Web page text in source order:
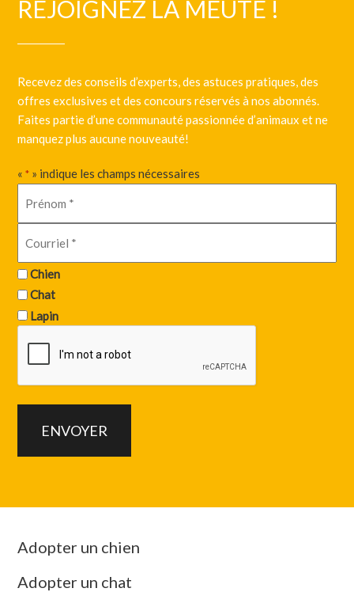
REJOIGNEZ LA MEUTE !
Recevez des conseils d’experts, des astuces pratiques, des
offres exclusives et des concours réservés à nos abonnés.
Faites partie d’une communauté passionnée d’animaux et ne
manquez plus aucune nouveauté!
«* » indique les champs nécessaires
Chien
Chat
Lapin
Adopter un chien
Adopter un chat